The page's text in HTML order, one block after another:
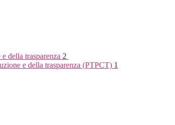
della trasparenza 2
e della trasparenza (PTPCT) 1